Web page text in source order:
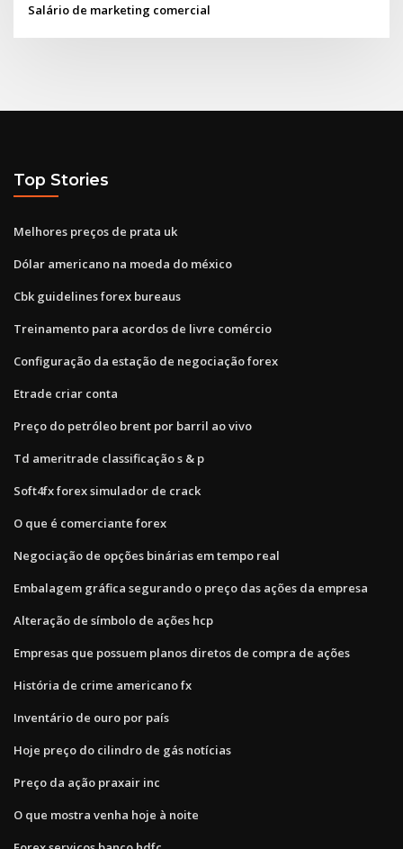
Salário de marketing comercial
Top Stories
Melhores preços de prata uk
Dólar americano na moeda do méxico
Cbk guidelines forex bureaus
Treinamento para acordos de livre comércio
Configuração da estação de negociação forex
Etrade criar conta
Preço do petróleo brent por barril ao vivo
Td ameritrade classificação s & p
Soft4fx forex simulador de crack
O que é comerciante forex
Negociação de opções binárias em tempo real
Embalagem gráfica segurando o preço das ações da empresa
Alteração de símbolo de ações hcp
Empresas que possuem planos diretos de compra de ações
História de crime americano fx
Inventário de ouro por país
Hoje preço do cilindro de gás notícias
Preço da ação praxair inc
O que mostra venha hoje à noite